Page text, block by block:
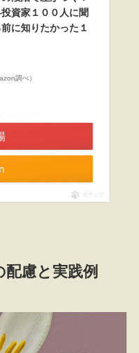
資家１００人に聞
に知りたかった１
調べ）
ポチップ
慮と実践例